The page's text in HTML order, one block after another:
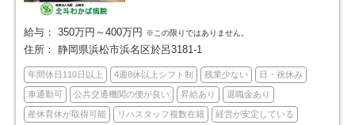
伊豆市 4 御前崎市 7
給与： 350万円～400万円 ※この限りではありません。
住所： 静岡県浜松市浜名区於呂3181-1
年間休日110日以上 4週8休以上シフト制 残業少ない 日・祝休み
車通勤可 公共交通機関の便が良い 昇給あり 退職金あり
産休育休が取得可能 リハスタッフ複数在籍 経営が安定している